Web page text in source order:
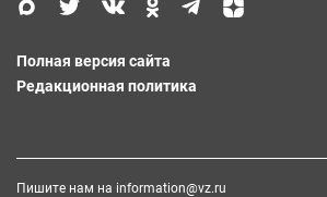
Полная версия сайта
Редакционная политика
Пишите нам на information@vz.ru